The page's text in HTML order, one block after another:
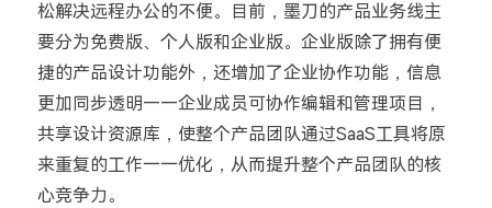
松解决远程办公的不便。目前，墨刀的产品业务线主
要分为免费版、个人版和企业版。企业版除了拥有便
捷的产品设计功能外，还增加了企业协作功能，信息
更加同步透明——企业成员可协作编辑和管理项目，
共享设计资源库，使整个产品团队通过SaaS工具将原
来重复的工作一一优化，从而提升整个产品团队的核
心竞争力。